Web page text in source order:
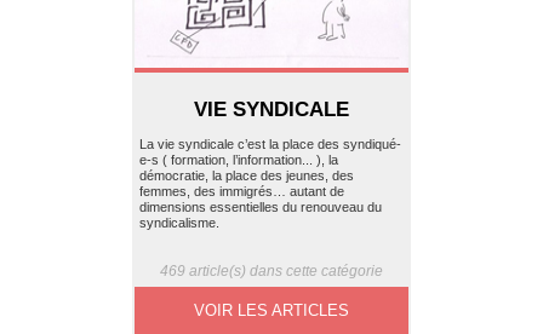
VIE SYNDICALE
La vie syndicale c’est la place des syndiqué-
e-s ( formation, l’information... ), la
démocratie, la place des jeunes, des
femmes, des immigrés… autant de
dimensions essentielles du renouveau du
syndicalisme.
469 article(s) dans cette catégorie
VOIR LES ARTICLES